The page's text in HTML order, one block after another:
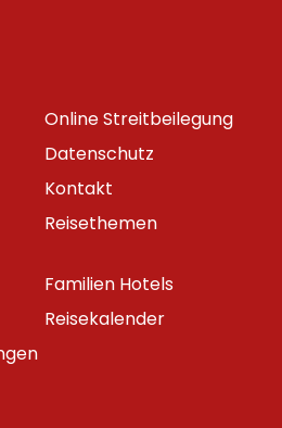
Online Streitbeilegung
Datenschutz
Kontakt
Reisethemen
Familien Hotels
Reisekalender